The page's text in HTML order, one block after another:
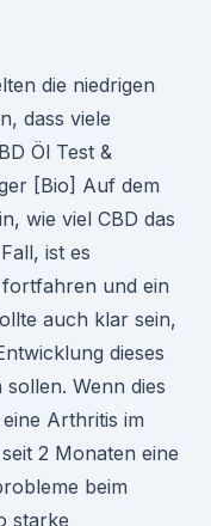
die niedrigen
dass viele
Öl Test &
[Bio] Auf dem
wie viel CBD das
ist es
und ein
auch klar sein,
dieses
Wenn dies
Arthritis im
2 Monaten eine
beim
starke